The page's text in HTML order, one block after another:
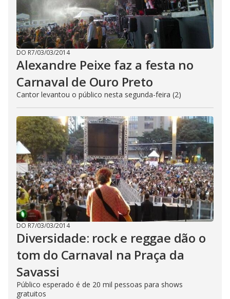
DO R7/03/03/2014
Alexandre Peixe faz a festa no
Carnaval de Ouro Preto
Cantor levantou o público nesta segunda-feira (2)
DO R7/03/03/2014
Diversidade: rock e reggae dão o
tom do Carnaval na Praça da
Savassi
Público esperado é de 20 mil pessoas para shows
gratuitos